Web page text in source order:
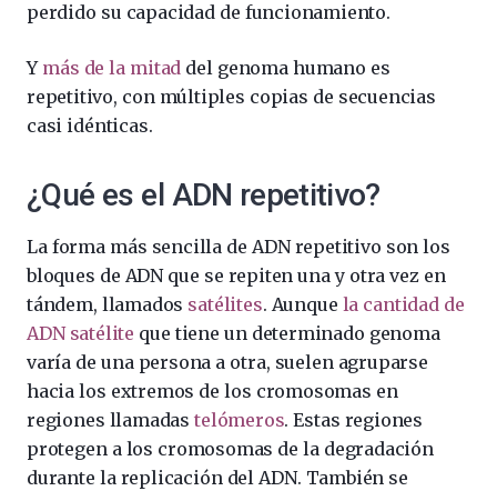
perdido su capacidad de funcionamiento.
Y más de la mitad del genoma humano es
repetitivo, con múltiples copias de secuencias
casi idénticas.
¿Qué es el ADN repetitivo?
La forma más sencilla de ADN repetitivo son los
bloques de ADN que se repiten una y otra vez en
tándem, llamados satélites. Aunque la cantidad de
ADN satélite que tiene un determinado genoma
varía de una persona a otra, suelen agruparse
hacia los extremos de los cromosomas en
regiones llamadastelómeros. Estas regiones
protegen a los cromosomas de la degradación
durante la replicación del ADN. También se